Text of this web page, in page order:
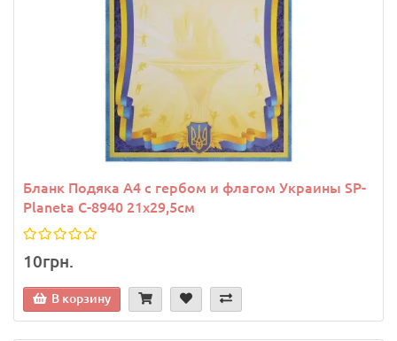
Бланк Подяка A4 с гербом и флагом Украины SP-
Planeta C-8940 21х29,5см
10грн.
В корзину